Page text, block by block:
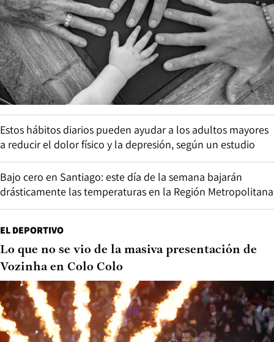
Estos hábitos diarios pueden ayudar a los adultos mayores
a reducir el dolor físico y la depresión, según un estudio
Bajo cero en Santiago: este día de la semana bajarán
drásticamente las temperaturas en la Región Metropolitana
EL DEPORTIVO
Lo que no se vio de la masiva presentación de
Vozinha en Colo Colo